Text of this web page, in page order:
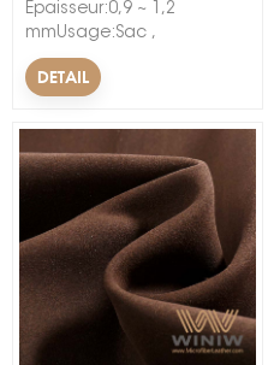
Épaisseur:0,9 ~ 1,2
mmUsage:Sac ,
Chaussures , Déco , Siège
d'auto ,
à l'abrasion,
DouxLargeur:54/
DETAIL